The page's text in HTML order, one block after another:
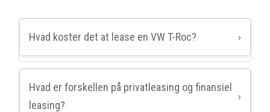
Hvad koster det at lease en VW T-Roc? ›
Hvad er forskellen på privatleasing og finansiel
leasing?
›